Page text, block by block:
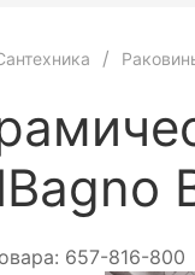
657-816-800